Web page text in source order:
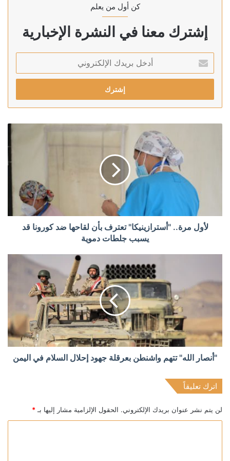
كن أول من يعلم
إشترك معنا في النشرة الإخبارية
بريدك
الإلكتروني
لأول مرة.. "أسترازينيكا" تعترف بأن لقاحها ضد كورونا قد
يسبب جلطات دموية
"أنصار الله" تتهم واشنطن بعرقلة جهود إحلال السلام في اليمن
اترك تعليقاً
لن يتم نشر عنوان بريدك الإلكتروني. الحقول الإلزامية مشار إليها بـ *